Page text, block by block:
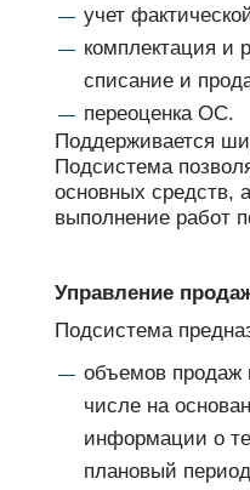
учет
комплектация и
списание и
переоценка ОС.
Поддерживается
Подсистема
основных средств,
выполнение работ
Управление
Подсистема
объемов продаж
числе на
информации о
плановый